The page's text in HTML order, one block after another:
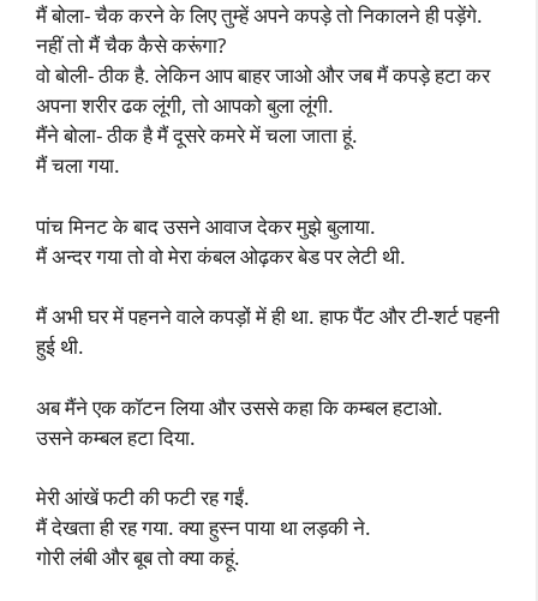
मैं बोला- चैक करने के लिए तुम्हें अपने कपड़े तो निकालने ही पड़ेंगे.
नहीं तो मैं चैक कैसे करूंगा?
वो बोली- ठीक है. लेकिन आप बाहर जाओ और जब मैं कपड़े हटा कर
अपना शरीर ढक लूंगी, तो आपको बुला लूंगी.
मैंने बोला- ठीक है मैं दूसरे कमरे में चला जाता हूं.
मैं चला गया.
पांच मिनट के बाद उसने आवाज देकर मुझे बुलाया.
मैं अन्दर गया तो वो मेरा कंबल ओढ़कर बेड पर लेटी थी.
मैं अभी घर में पहनने वाले कपड़ों में ही था. हाफ पैंट और टी-शर्ट पहनी
हुई थी.
अब मैंने एक कॉटन लिया और उससे कहा कि कम्बल हटाओ.
उसने कम्बल हटा दिया.
मेरी आंखें फटी की फटी रह गईं.
मैं देखता ही रह गया. क्या हुस्न पाया था लड़की ने.
गोरी लंबी और बूब तो क्या कहूं.